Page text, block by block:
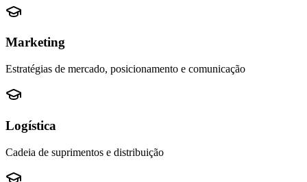
Marketing
Estratégias de mercado, posicionamento e comunicação
Logística
Cadeia de suprimentos e distribuição